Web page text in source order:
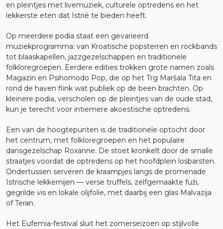
en pleintjes met livemuziek, culturele optredens en het
lekkerste eten dat Istrië te bieden heeft.
Op meerdere podia staat een gevarieerd
muziekprogramma: van Kroatische popsterren en rockbands
tot blaaskapellen, jazzgezelschappen en traditionele
folkloregroepen. Eerdere edities trokken grote namen zoals
Magazin en Psihomodo Pop, die op het Trg Maršala Tita en
rond de haven flink wat publiek op de been brachten. Op
kleinere podia, verscholen op de pleintjes van de oude stad,
kun je terecht voor intiemere akoestische optredens.
Een van de hoogtepunten is de traditionele optocht door
het centrum, met folkloregroepen en het populaire
dansgezelschap Roxanne. De stoet kronkelt door de smalle
straatjes voordat de optredens op het hoofdplein losbarsten.
Ondertussen serveren de kraampjes langs de promenade
Istrische lekkernijen — verse truffels, zelfgemaakte fuži,
gegrilde vis en lokale olijfolie, met daarbij een glas Malvazija
of Teran.
Het Eufemia-festival sluit het zomerseizoen op stijlvolle